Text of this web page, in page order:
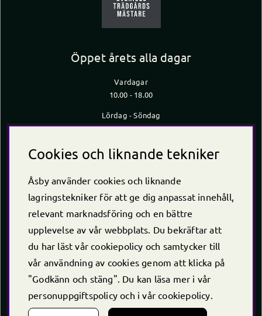
Öppet årets alla dagar
Vardagar
10.00 - 18.00
Lördag - Söndag
10.00 - 16.00
*Caféet stänger 30 min innan butiken stänger
E-post:info@asby.nu
Org nr: 556222-2900
Cookies och liknande tekniker
Åsby använder cookies och liknande
lagringstekniker för att ge dig anpassat innehåll,
relevant marknadsföring och en bättre
upplevelse av vår webbplats. Du bekräftar att
du har läst vår cookiepolicy och samtycker till
vår användning av cookies genom att klicka på
"Godkänn och stäng". Du kan läsa mer i vår
personuppgiftspolicy och i vårcookiepolicy.